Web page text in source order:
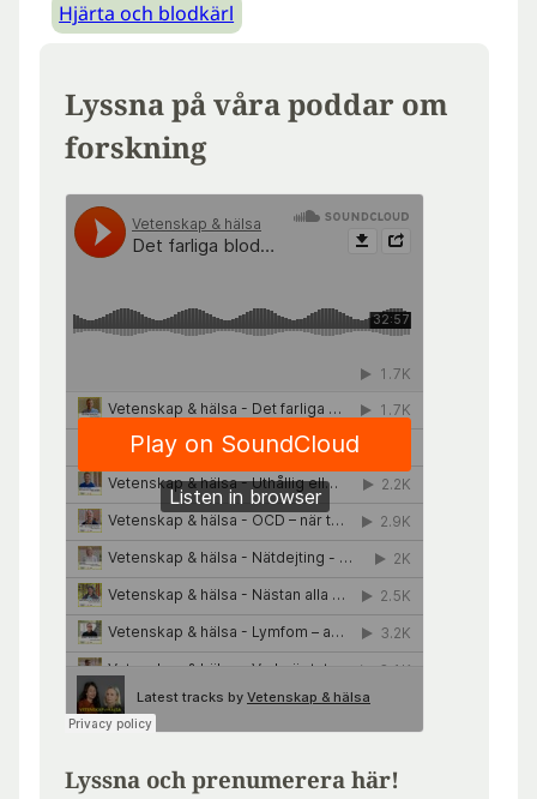
Hjärta och blodkärl
Lyssna på våra poddar om
forskning
Lyssna och prenumerera här!